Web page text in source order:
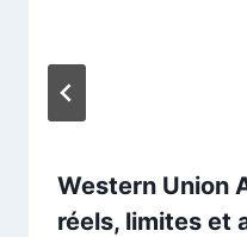
Western Union
réels, limites et